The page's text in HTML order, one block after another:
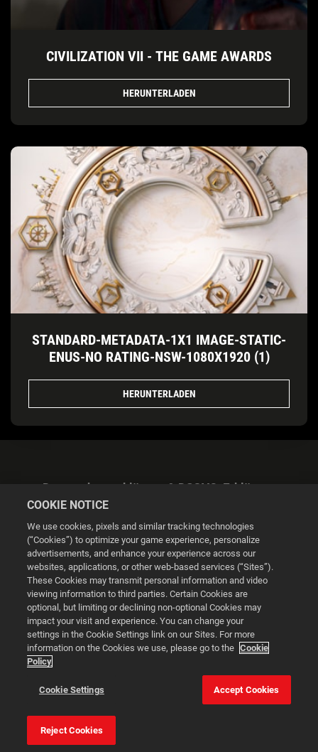
CIVILIZATION VII - THE GAME AWARDS
HERUNTERLADEN
STANDARD-METADATA-1X1 IMAGE-STATIC-
ENUS-NO RATING-NSW-1080X1920 (1)
HERUNTERLADEN
Datenschutzerklärung & DSGVO-Erklärung
Cookie Settings
© 2026 2K
Powered byOnclusive PR Manager™
This website uses cookies to make your browsing experience
better.
Cookie Settings
COOKIE NOTICE
We use cookies, pixels and similar tracking technologies
(“Cookies”) to optimize your game experience, personalize
advertisements, and enhance your experience across our
websites, applications, or other web-based services (“Sites”).
These Cookies may transmit personal information and video
viewing information to third parties. Certain Cookies are
optional, but limiting or declining non-optional Cookies may
impact your visit and experience. You can change your
settings in the Cookie Settings link on our Sites. For more
information on the Cookies we use, please go to the Cookie
Policy
Cookie Settings Accept Cookies
Reject Cookies